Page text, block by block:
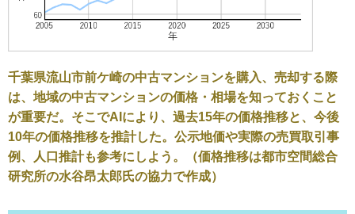
千葉県流山市前ケ崎の中古マンションを購入、売却する際
は、地域の中古マンションの価格・相場を知っておくこと
が重要だ。そこでAIにより、過去15年の価格推移と、今後
10年の価格推移を推計した。公示地価や実際の売買取引事
例、人口推計も参考にしよう。（価格推移は都市空間総合
研究所の水谷昂太郎氏の協力で作成）